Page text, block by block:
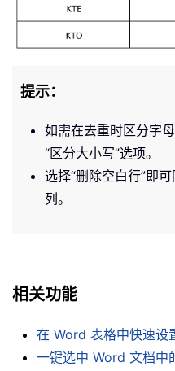
提示：
如需在去重时区分字
“区分大小写”选项。
选择“删除空白行”即
列。
相关功能
在 Word 表格中快速设
一键选中 Word 文档中